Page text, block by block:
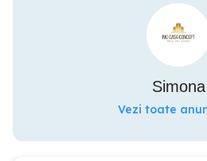
Simona
Vezi toate